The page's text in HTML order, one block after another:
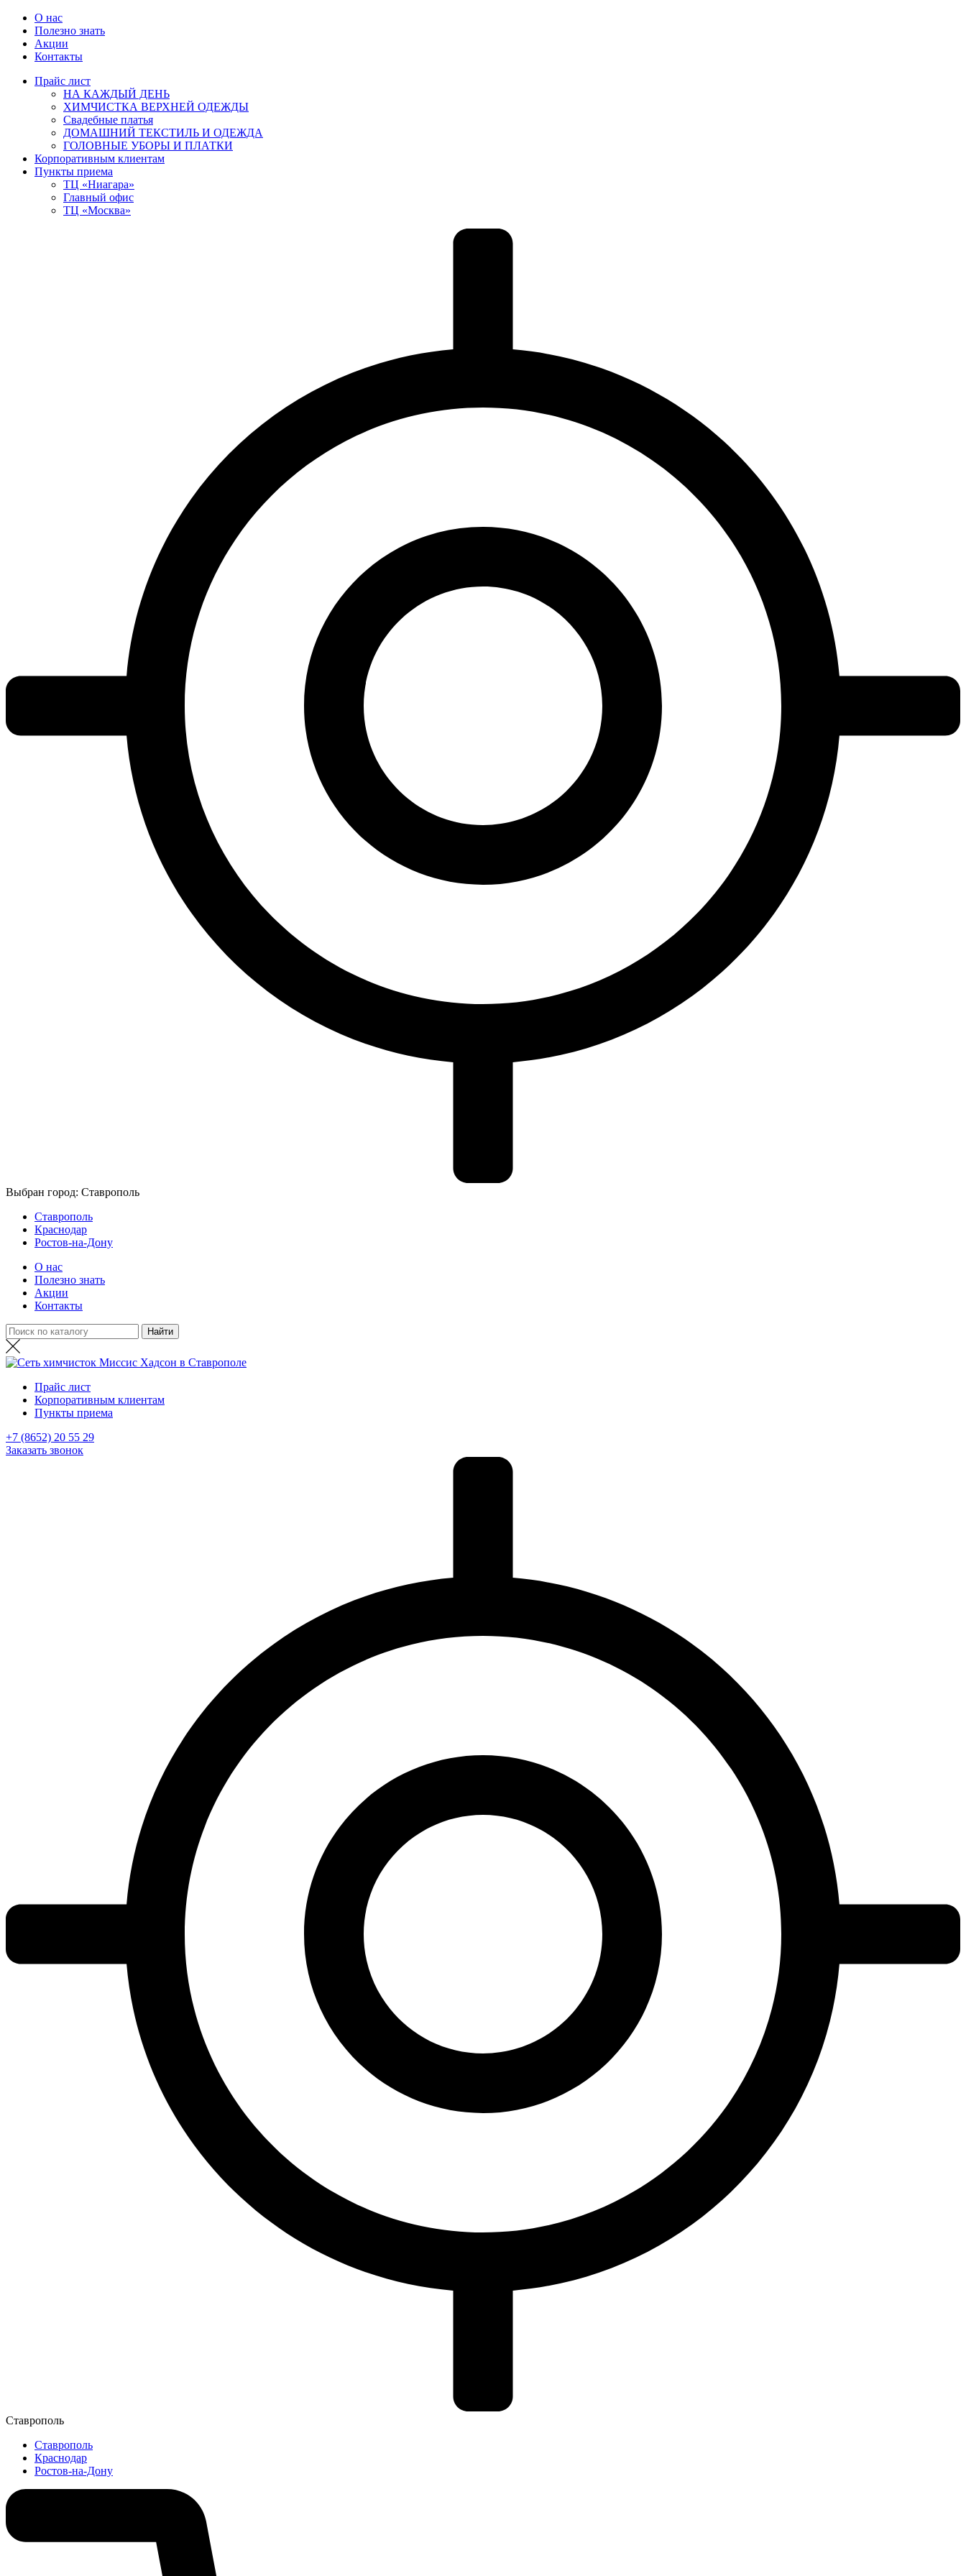
О нас
Полезно знать
Акции
Контакты
Прайс лист
НА КАЖДЫЙ ДЕНЬ
ХИМЧИСТКА ВЕРХНЕЙ ОДЕЖДЫ
Свадебные платья
ДОМАШНИЙ ТЕКСТИЛЬ И ОДЕЖДА
ГОЛОВНЫЕ УБОРЫ И ПЛАТКИ
Корпоративным клиентам
Пункты приема
ТЦ «Ниагара»
Главный офис
ТЦ «Москва»
Выбран город: Ставрополь
Ставрополь
Краснодар
Ростов-на-Дону
О нас
Полезно знать
Акции
Контакты
Прайс лист
Корпоративным клиентам
Пункты приема
+7 (8652) 20 55 29
Заказать звонок
Ставрополь
Ставрополь
Краснодар
Ростов-на-Дону